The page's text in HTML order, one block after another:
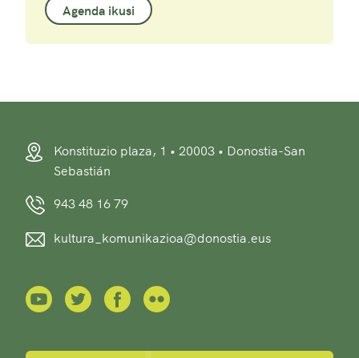
Agenda ikusi
Konstituzio plaza, 1 • 20003 • Donostia-San
Sebastián
943 48 16 79
kultura_komunikazioa@donostia.eus